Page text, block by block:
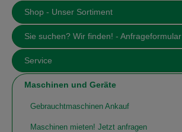
Shop - Unser Sortiment
Sie suchen? Wir finden! - Anfrageformular
Service
Maschinen und Geräte
Gebrauchtmaschinen Ankauf
Maschinen mieten! Jetzt anfragen